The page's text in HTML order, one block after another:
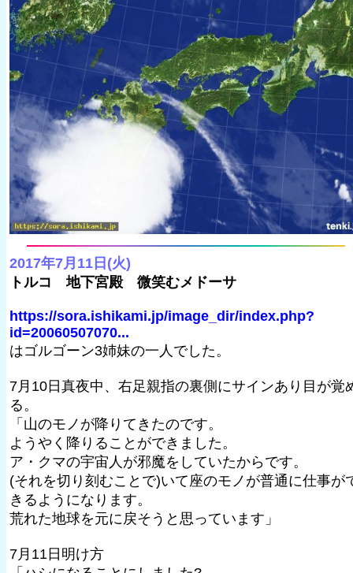
2017年7月11日(火)
トルコ 地下宮殿 微笑むメドーサ
https://sora.ishikami.jp/image_dir/index.php?
id=20060507070...
はゴルゴーン3姉妹の一人でした。
7月10日真夜中、右足親指の裏側にサインあり目が覚
る。
「山のモノが降りてきたのです。
ようやく降りることができました。
ア・クマの宇宙人が邪魔をしていたからです。
(それを切り刻むことで)いて座のモノが普通に仕事が
きるようになります。
荒れた地球を元に戻そうと思っています」
7月11日明け方